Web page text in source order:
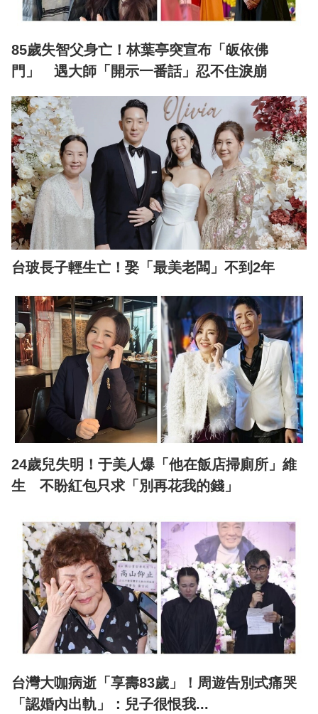
85歲失智父身亡！林葉亭突宣布「皈依佛
門」 遇大師「開示一番話」忍不住淚崩
台玻長子輕生亡！娶「最美老闆」不到2年
24歲兒失明！于美人爆「他在飯店掃廁所」維
生 不盼紅包只求「別再花我的錢」
台灣大咖病逝「享壽83歲」！周遊告別式痛哭
「認婚內出軌」：兒子很恨我...